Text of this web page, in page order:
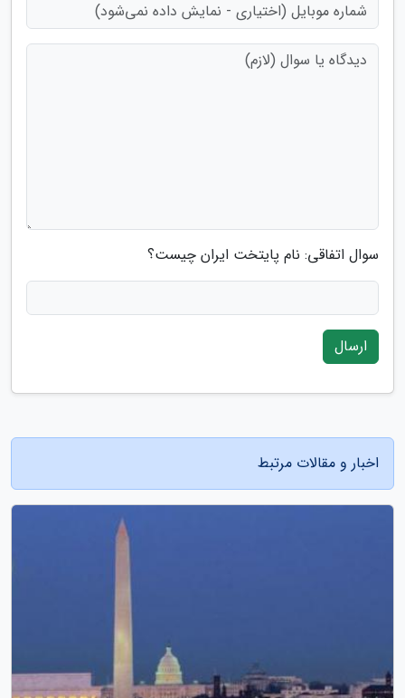
سوال اتفاقی: نام پایتخت ایران چیست؟
ارسال
اخبار و مقالات مرتبط